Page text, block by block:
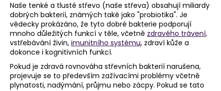
Naše tenké a tlusté střevo (naše střeva) obsahují miliardy
dobrých bakterií, známých také jako "probiotika". Je
vědecky prokázáno, že tyto dobré bakterie podporují
mnoho důležitých funkcí v těle, včetně zdravého trávení,
vstřebávání živin, imunitního systému, zdraví kůže a
dokonce i kognitivních funkcí.
Pokud je zdravá rovnováha střevních bakterií narušena,
projevuje se to především zažívacími problémy včetně
plynatosti, nadýmání, průjmu nebo zácpy. Pokud se tato